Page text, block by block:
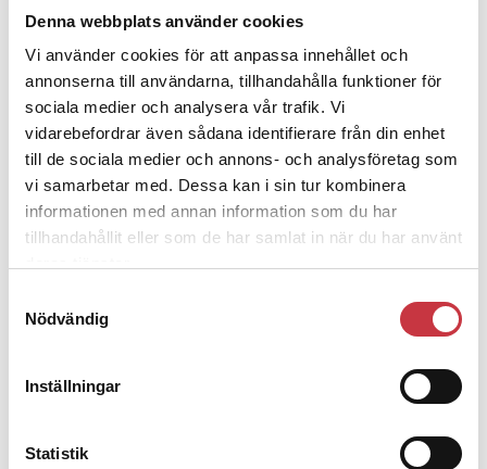
Denna webbplats använder cookies
Vi använder cookies för att anpassa innehållet och
annonserna till användarna, tillhandahålla funktioner för
sociala medier och analysera vår trafik. Vi
vidarebefordrar även sådana identifierare från din enhet
till de sociala medier och annons- och analysföretag som
vi samarbetar med. Dessa kan i sin tur kombinera
informationen med annan information som du har
tillhandahållit eller som de har samlat in när du har använt
Nödvändig
Inställningar
Statistik
4 juni 2026
Polisregionen erkänner fel: ”Kommer
att rättas till”
Debatt